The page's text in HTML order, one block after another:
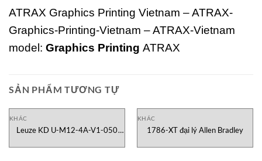
ATRAX Graphics Printing Vietnam – ATRAX-
Graphics-Printing-Vietnam – ATRAX-Vietnam
model: Graphics Printing ATRAX
SẢN PHẨM TƯƠNG TỰ
KHÁC
Leuze KD U-M12-4A-V1-050
KHÁC
1786-XT đại lý Allen Bradley